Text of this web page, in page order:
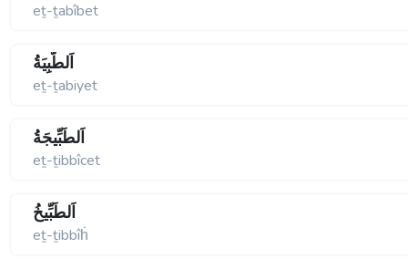
eṯ-ṯabîbet
اَلطَّبِيَةُ
eṯ-ṯabiyet
اَلطِّبِّيجَةُ
eṯ-ṯibbîcet
اَلطِّبِّيخُ
eṯ-ṯibbîḣ